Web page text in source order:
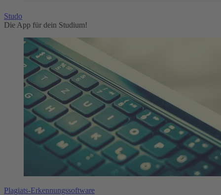
Studo
Die App für dein Studium!
Plagiats-Erkennungssoftware